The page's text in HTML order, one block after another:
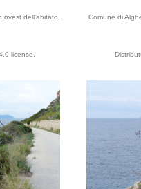
ovest dell'abitato,
license.
Comune di